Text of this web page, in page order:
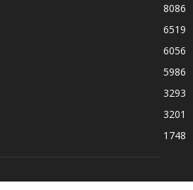
8086
6519
6056
5986
3293
3201
1748